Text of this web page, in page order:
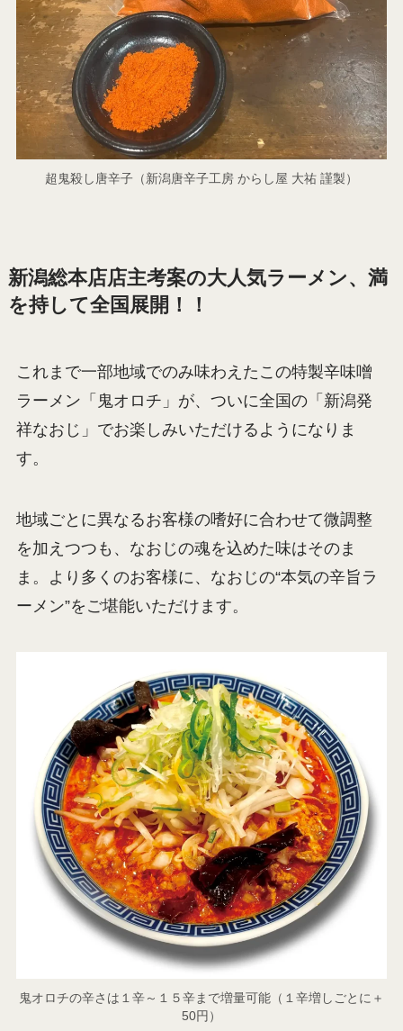
超鬼殺し唐辛子（新潟唐辛子工房 からし屋 大祐 謹製）
新潟総本店店主考案の大人気ラーメン、満
を持して全国展開！！
これまで一部地域でのみ味わえたこの特製辛味噌
ラーメン「鬼オロチ」が、ついに全国の「新潟発
祥なおじ」でお楽しみいただけるようになりま
す。
地域ごとに異なるお客様の嗜好に合わせて微調整
を加えつつも、なおじの魂を込めた味はそのま
ま。より多くのお客様に、なおじの“本気の辛旨ラ
ーメン”をご堪能いただけます。
鬼オロチの辛さは１辛～１５辛まで増量可能（１辛増しごとに＋
50円）